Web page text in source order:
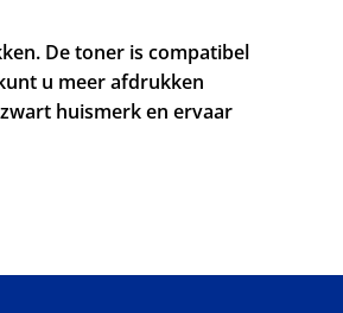
De toner is compatibel
u meer afdrukken
huismerk en ervaar